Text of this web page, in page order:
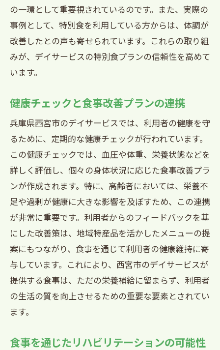
の一環として重要視されているのです。また、実際の
事例として、特別食を利用している方からは、体調が
改善したとの声も寄せられています。これらの取り組
みが、デイサービスの特別食プランの信頼性を高めて
います。
健康チェックと食事改善プランの連携
兵庫県西宮市のデイサービスでは、利用者の健康を守
るために、定期的な健康チェックが行われています。
この健康チェックでは、血圧や体重、栄養状態などを
詳しく評価し、個々の身体状況に応じた食事改善プラ
ンが作成されます。特に、高齢者においては、栄養不
足や過剰が健康に大きな影響を及ぼすため、この連携
が非常に重要です。利用者からのフィードバックを基
にした改善策は、地域特産品を活かしたメニューの提
案にもつながり、食事を通じて利用者の健康維持に寄
与しています。これにより、西宮市のデイサービスが
提供する食事は、ただの栄養補給に留まらず、利用者
の生活の質を向上させるための重要な要素とされてい
ます。
食事を通じたリハビリテーションの可能性